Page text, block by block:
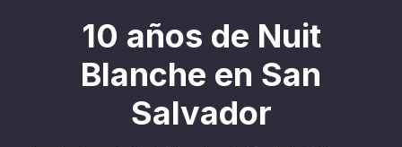
10 años de Nuit
Blanche en San
Salvador